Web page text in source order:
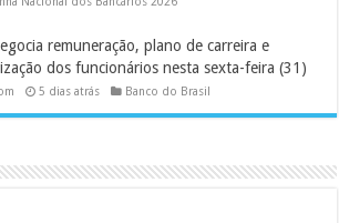
remuneração, plano de carreira e
dos funcionários nesta sexta-feira (31)
5 dias atrás Banco do Brasil